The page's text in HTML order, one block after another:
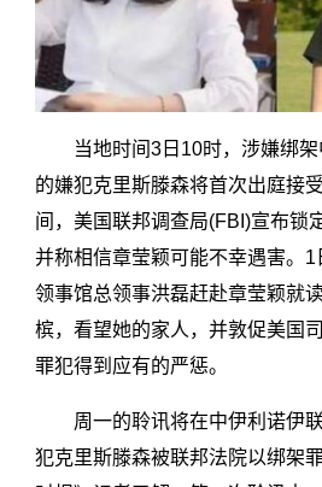
当地时间3日10时，涉嫌绑
的嫌犯克里斯滕森将首次出庭接
间，美国联邦调查局(FBI)宣布锁
并称相信章莹颖可能不幸遇害。
领事馆总领事洪磊赶赴章莹颖就
槟，看望她的家人，并敦促美国
罪犯得到应有的严惩。
周一的聆讯将在中伊利诺伊
犯克里斯滕森被联邦法院以绑架